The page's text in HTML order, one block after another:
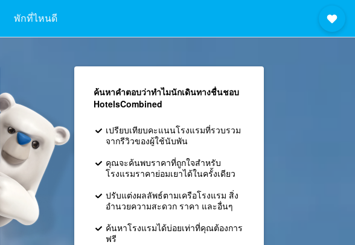
พักที่ไหนดี
ค้นหาคำตอบว่าทำไมนักเดินทางชื่นชอบ
HotelsCombined
เปรียบเทียบคะแนนโรงแรมที่รวบรวม
จากรีวิวของผู้ใช้นับพัน
คุณจะค้นพบราคาที่ถูกใจสำหรับ
โรงแรมราคาย่อมเยาได้ในครั้งเดียว
ปรับแต่งผลลัพธ์ตามเครือโรงแรม สิ่ง
อำนวยความสะดวก ราคา และอื่นๆ
ค้นหาโรงแรมได้บ่อยเท่าที่คุณต้องการ
ฟรี